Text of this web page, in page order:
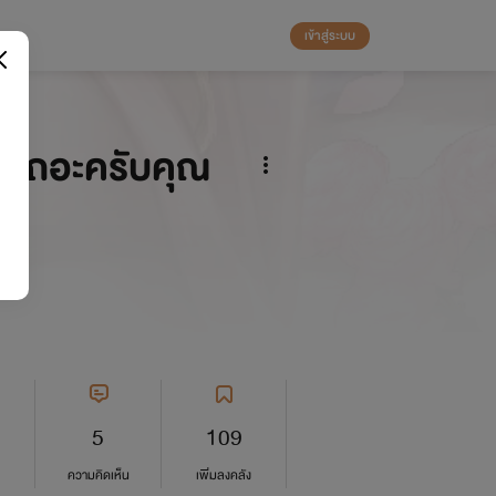
เข้าสู่ระบบ
เถอะครับคุณ
5
ความคิดเห็น
109
เพิ่มลงคลัง